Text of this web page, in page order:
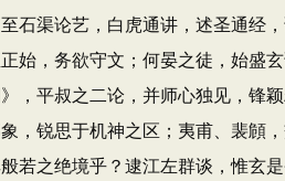
石渠论艺，白虎通讲，述圣通经
始，务欲守文；何晏之徒，始盛
，平叔之二论，并师心独见，锋
，锐思于机神之区；夷甫、裴
若之绝境乎？逮江左群谈，惟玄